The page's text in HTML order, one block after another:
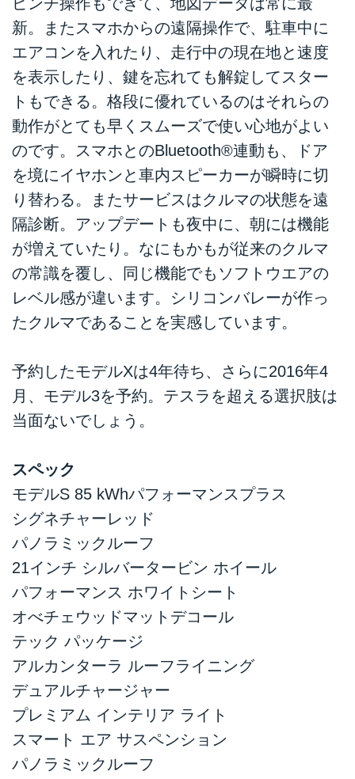
新。またスマホからの遠隔操作で、駐車中に
エアコンを入れたり、走行中の現在地と速度
を表示したり、鍵を忘れても解錠してスター
トもできる。格段に優れているのはそれらの
動作がとても早くスムーズで使い心地がよい
のです。スマホとのBluetooth®連動も、ドア
を境にイヤホンと車内スピーカーが瞬時に切
り替わる。またサービスはクルマの状態を遠
隔診断。アップデートも夜中に、朝には機能
が増えていたり。なにもかもが従来のクルマ
の常識を覆し、同じ機能でもソフトウエアの
レベル感が違います。シリコンバレーが作っ
たクルマであることを実感しています。
予約したモデルXは4年待ち、さらに2016年4
月、モデル3を予約。テスラを超える選択肢は
当面ないでしょう。
スペック
モデルS 85 kWhパフォーマンスプラス
シグネチャーレッド
パノラミックルーフ
21インチ シルバータービン ホイール
パフォーマンス ホワイトシート
オべチェウッドマットデコール
テック パッケージ
アルカンターラ ルーフライニング
デュアルチャージャー
プレミアム インテリア ライト
スマート エア サスペンション
パノラミックルーフ